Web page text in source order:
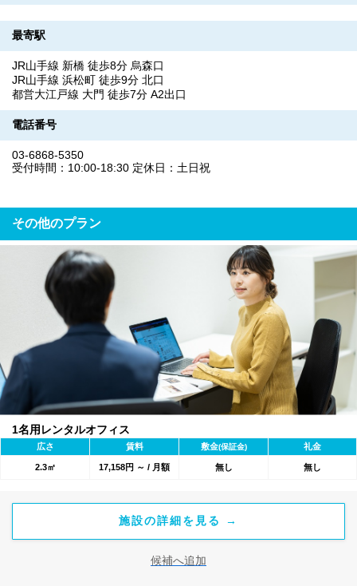
最寄駅
JR山手線 新橋 徒歩8分 烏森口
JR山手線 浜松町 徒歩9分 北口
都営大江戸線 大門 徒歩7分 A2出口
電話番号
03-6868-5350
受付時間：10:00-18:30 定休日：土日祝
その他のプラン
1名用レンタルオフィス
広さ 賃料 敷金(保証金) 礼金
2.3㎡ 17,158円 ～ / 月額 無し 無し
施設の詳細を見る →
候補へ追加